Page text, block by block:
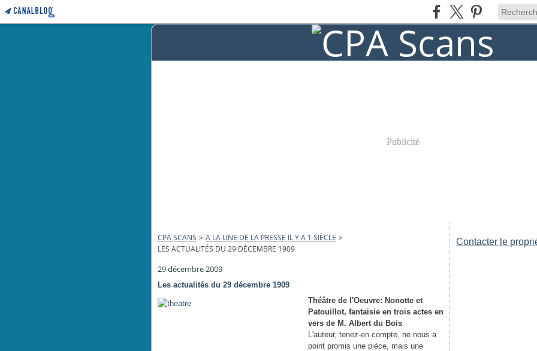
Publicité
CPA SCANS > A LA UNE DE LA PRESSE IL Y A 1 SIÈCLE >
LES ACTUALITÉS DU 29 DÉCEMBRE 1909
29 décembre 2009
Les actualités du 29 décembre 1909
Théâtre de l'Oeuvre: Nonotte et
Patouillot, fantaisie en trois actes en
vers de M. Albert du Bois
L'auteur, tenez-en compte, ne nous a
point promis une pièce, mais une
Contacter le